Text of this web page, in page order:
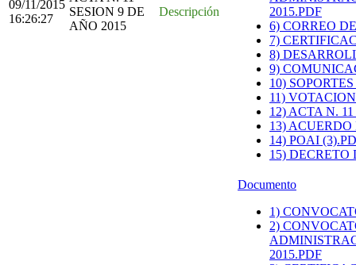
09/11/2015
16:26:27
SESION 9 DE
AÑO 2015
Descripción
2015.PDF
6) CORREO
7)
8)
9)
10)
11)
12) ACTA N.
13) ACUERDO
14) POAI
15) DECRETO
Documento
1)
2)
2015.PDF